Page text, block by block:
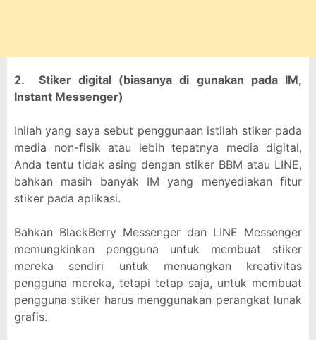
2. Stiker digital (biasanya di gunakan pada IM,
Instant Messenger)
Inilah yang saya sebut penggunaan istilah stiker pada
media non-fisik atau lebih tepatnya media digital,
Anda tentu tidak asing dengan stiker BBM atau LINE,
bahkan masih banyak IM yang menyediakan fitur
stiker pada aplikasi.
Bahkan BlackBerry Messenger dan LINE Messenger
memungkinkan pengguna untuk membuat stiker
mereka sendiri untuk menuangkan kreativitas
pengguna mereka, tetapi tetap saja, untuk membuat
pengguna stiker harus menggunakan perangkat lunak
grafis.